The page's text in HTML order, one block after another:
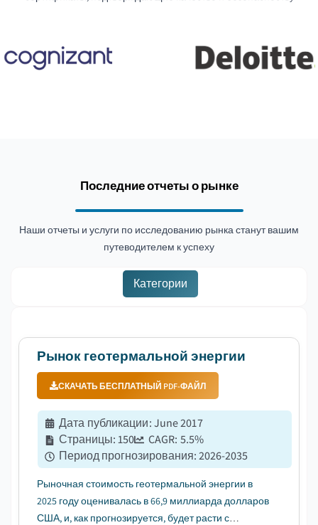
Последние отчеты о рынке
Наши отчеты и услуги по исследованию рынка станут вашим
путеводителем к успеху
Категории
Рынок геотермальной энергии
СКАЧАТЬ БЕСПЛАТНЫЙ PDF-ФАЙЛ
Дата публикации:June 2017
Страницы:150 CAGR: 5.5%
Период прогнозирования:2026-2035
Рыночная стоимость геотермальной энергии в
2025 году оценивалась в 66,9 миллиарда долларов
США, и, как прогнозируется, будет расти с